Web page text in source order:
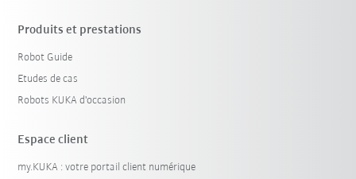
Produits et prestations
Robot Guide
Etudes de cas
Robots KUKA d'occasion
Espace client
my.KUKA : votre portail client numérique